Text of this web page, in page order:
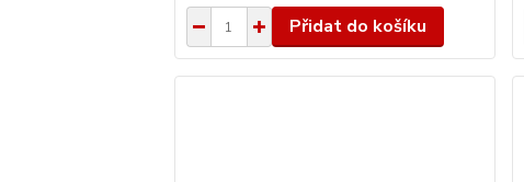
Přidat do košíku